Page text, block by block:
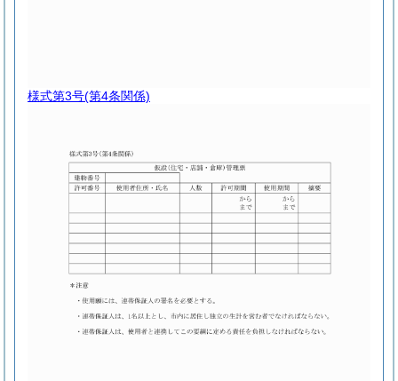
様式第3号(第4条関係)